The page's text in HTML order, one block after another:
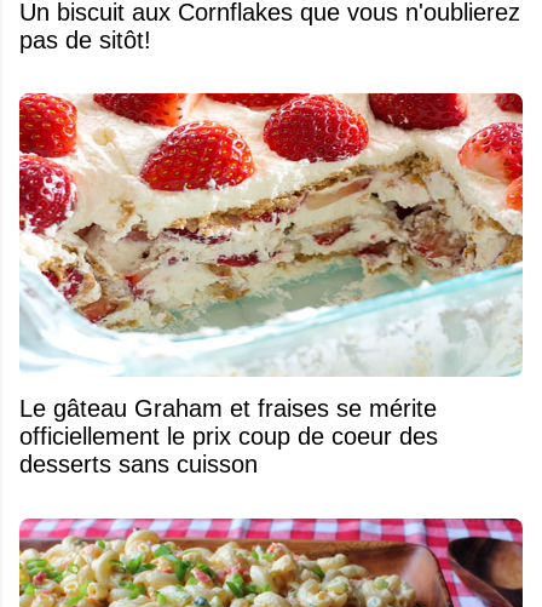
Un biscuit aux Cornflakes que vous n'oublierez
pas de sitôt!
Le gâteau Graham et fraises se mérite
officiellement le prix coup de coeur des
desserts sans cuisson